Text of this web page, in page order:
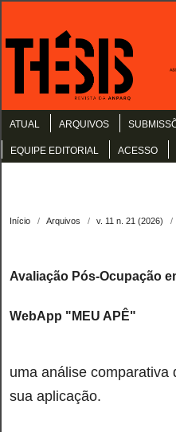
ATUAL ARQUIVOS
EQUIPE EDITORIAL ACESSO
Início / Arquivos / v. 11 n. 21 (2026) /
Avaliação Pós-Ocupação
WebApp "MEU APÊ"
uma análise comparativa
sua aplicação.